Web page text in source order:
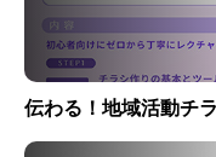
伝わる！地域活動チ